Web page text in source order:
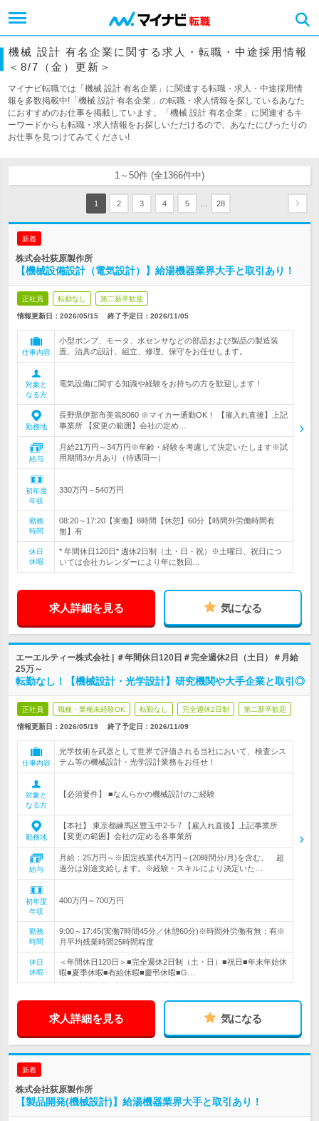
機械 設計 有名企業に関する求人・転職・中途採用情報
＜8/7（金）更新＞
マイナビ転職では「機械 設計 有名企業」に関連する転職・求人・中途採用情
報を多数掲載中!「機械 設計 有名企業」の転職・求人情報を探しているあなた
におすすめのお仕事を掲載しています。「機械 設計 有名企業」に関連するキ
ーワードからも転職・求人情報をお探しいただけるので、あなたにぴったりの
お仕事を見つけてみてください!
1～50件 (全1366件中)
1 2 3 4 5 28
新着
株式会社荻原製作所
【機械設備設計（電気設計）】給湯機器業界大手と取引あり！
正社員 転勤なし 第二新卒歓迎
情報更新日：2026/05/15 終了予定日： 2026/11/05
仕事内容
小型ポンプ、モータ、水センサなどの部品および製品の製造装
置、治具の設計、組立、修理、保守をお任せします。
対象と
なる方
電気設備に関する知識や経験をお持ちの方を歓迎します！
勤務地
長野県伊那市美篶8060 ※マイカー通勤OK！ 【雇入れ直後】上記
事業所 【変更の範囲】会社の定め…
給与
月給21万円～34万円※年齢・経験を考慮して決定いたします※試
用期間3か月あり（待遇同一）
初年度
年収
330万円～540万円
勤務
時間
08:20～17:20【実働】8時間【休憩】60分【時間外労働時間有
無】有
休日
休暇
* 年間休日120日* 週休2日制（土・日・祝）※土曜日、祝日につ
いては会社カレンダーにより年に数回…
求人詳細を見る 気になる
エーエルティー株式会社 | ＃年間休日120日＃完全週休2日（土日）＃月給
25万～
転勤なし！【機械設計・光学設計】研究機関や大手企業と取引◎
正社員 職種・業種未経験OK 転勤なし 完全週休2日制 第二新卒歓迎
情報更新日：2026/05/19 終了予定日： 2026/11/09
仕事内容
光学技術を武器として世界で評価される当社において、検査シス
テム等の機械設計・光学設計業務をお任せ！
対象と
なる方
【必須要件】 ■なんらかの機械設計のご経験
勤務地
【本社】 東京都練馬区豊玉中2-5-7 【雇入れ直後】上記事業所
【変更の範囲】会社の定める各事業所
給与
月給：25万円～※固定残業代4万円～(20時間分/月)を含む。 超
過分は別途支給します。※経験・スキルにより決定いた…
初年度
年収
400万円～700万円
勤務
時間
9:00～17:45(実働7時間45分／休憩60分)※時間外労働有無：有※
月平均残業時間25時間程度
休日
休暇
＜年間休日120日＞■完全週休2日制（土・日）■祝日■年末年始休
暇■夏季休暇■有給休暇■慶弔休暇■G…
求人詳細を見る 気になる
新着
株式会社荻原製作所
【製品開発(機械設計)】給湯機器業界大手と取引あり！